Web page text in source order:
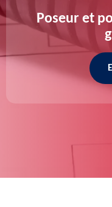
Poseur et